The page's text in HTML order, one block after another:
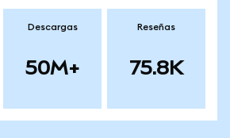
Descargas
50M+
Reseñas
75.8K